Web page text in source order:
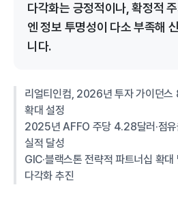
다각화는 긍정적이나, 확정적
엔 정보 투명성이 다소 부족해
니다.
리얼티인컴, 2026년 투자 가이던
확대 설정
2025년 AFFO 주당 4.28달러·점
실적 달성
GIC·블랙스톤 전략적 파트너십 확
다각화 추진